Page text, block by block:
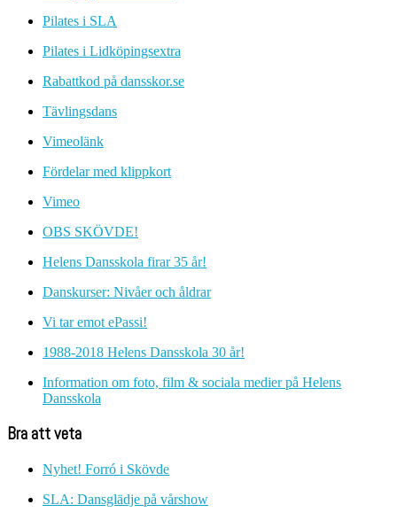
Pilates i SLA
Pilates i Lidköpingsextra
Rabattkod på dansskor.se
Tävlingsdans
Vimeolänk
Fördelar med klippkort
Vimeo
OBS SKÖVDE!
Helens Dansskola firar 35 år!
Danskurser: Nivåer och åldrar
Vi tar emot ePassi!
1988-2018 Helens Dansskola 30 år!
Information om foto, film & sociala medier på Helens
Dansskola
Bra att veta
Nyhet! Forró i Skövde
SLA: Dansglädje på vårshow